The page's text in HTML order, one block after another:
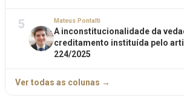
5 Mateus Pontalti
A inconstitucionalidade da
creditamento instituída pelo
224/2025
Ver todas as colunas →